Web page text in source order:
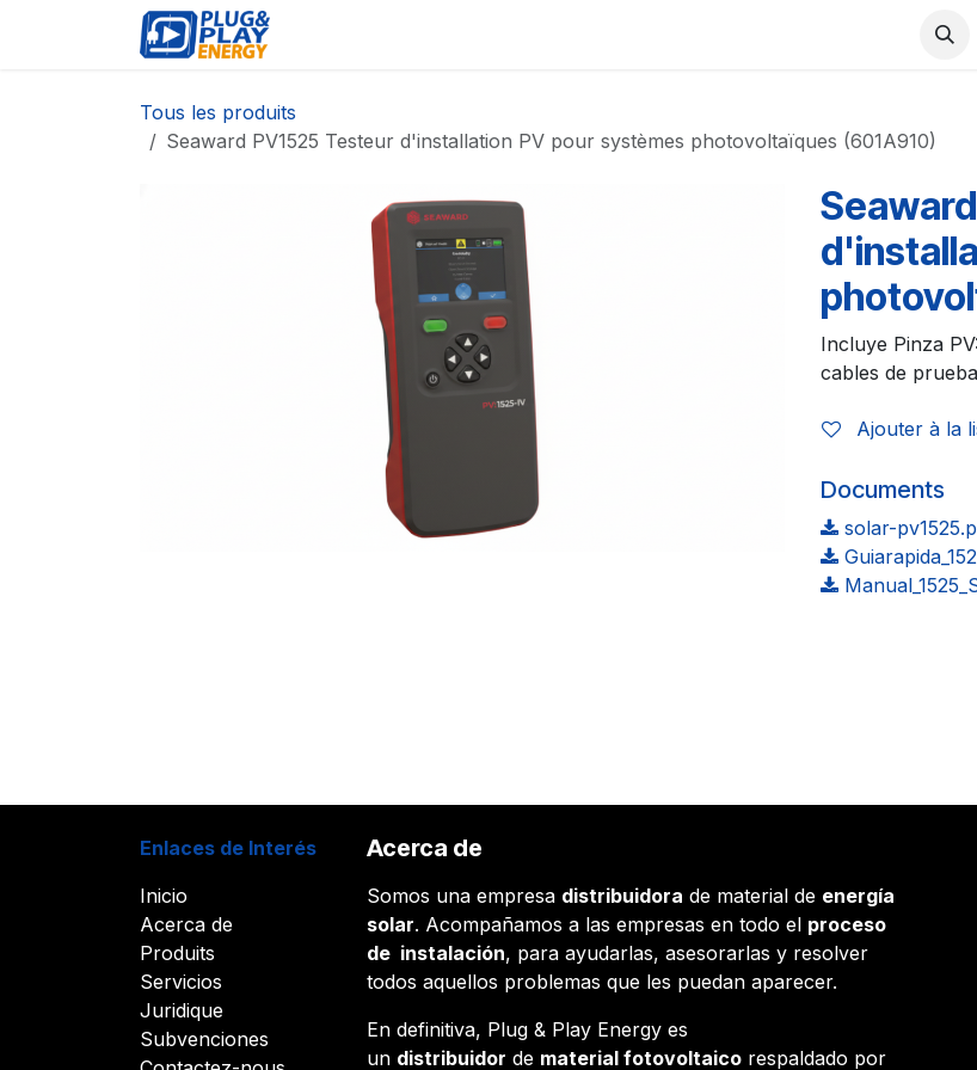
Se rendre au contenu
TRAVAILLEZ AVEC NOUS
Tous les produits
Seaward PV1525 Testeur d'installation PV pour systèmes photovoltaïques (601A910)
Incluye Pinza
cables de
Ajouter à la
Documents
solar-
Enlaces de Interés
Inicio
Acerca de
Produits
Servicios
Juridique
Subvenciones
Acerca de
Somos una empresa distribuidora de material de energía
solar. Acompañamos a las empresas en todo el proceso
de instalación, para ayudarlas, asesorarlas y resolver
todos aquellos problemas que les puedan aparecer.
En definitiva, Plug & Play Energy es
un distribuidor de material fotovoltaico respaldado por